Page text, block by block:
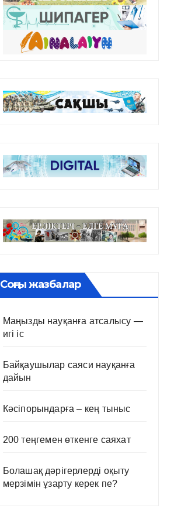
Соңғы жазбалар
Маңызды науқанға атсалысу —
игі іс
Байқаушылар саяси науқанға
дайын
Кәсіпорындарға – кең тыныс
200 теңгемен өткенге саяхат
Болашақ дәрігерлерді оқыту
мерзімін ұзарту керек пе?